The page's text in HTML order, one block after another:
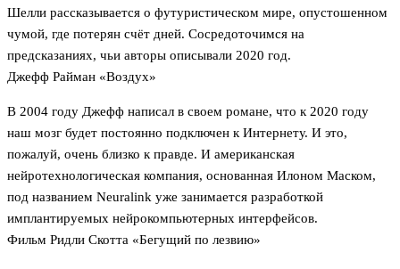
Шелли рассказывается о футуристическом мире, опустошенном
чумой, где потерян счёт дней. Сосредоточимся на
предсказаниях, чьи авторы описывали 2020 год.
Джефф Райман «Воздух»
В 2004 году Джефф написал в своем романе, что к 2020 году
наш мозг будет постоянно подключен к Интернету. И это,
пожалуй, очень близко к правде. И американская
нейротехнологическая компания, основанная Илоном Маском,
под названием Neuralink уже занимается разработкой
имплантируемых нейрокомпьютерных интерфейсов.
Фильм Ридли Скотта «Бегущий по лезвию»